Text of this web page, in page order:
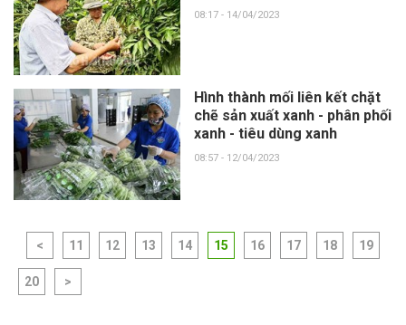
08:17 - 14/04/2023
Hình thành mối liên kết chặt
chẽ sản xuất xanh - phân phối
xanh - tiêu dùng xanh
08:57 - 12/04/2023
< 11 12 13 14 15 16 17 18 19
20 >